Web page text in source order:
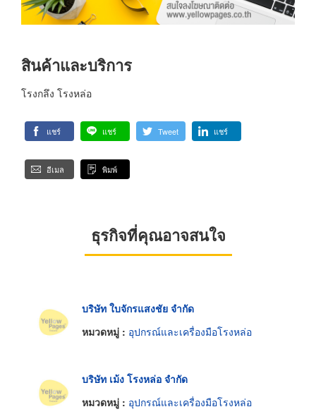
สินค้าและบริการ
โรงกลึง โรงหล่อ
แชร์ แชร์ Tweet แชร์
อีเมล พิมพ์
ธุรกิจที่คุณอาจสนใจ
บริษัท ใบจักรแสงชัย จำกัด
หมวดหมู่ : อุปกรณ์และเครื่องมือโรงหล่อ
บริษัท เม้ง โรงหล่อ จำกัด
หมวดหมู่ : อุปกรณ์และเครื่องมือโรงหล่อ